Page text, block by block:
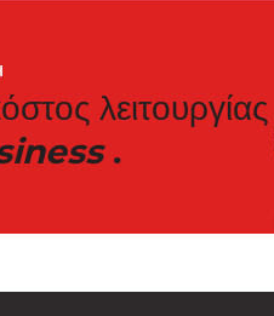
.